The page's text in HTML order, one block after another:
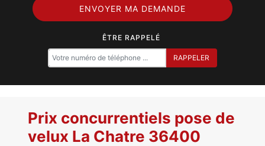
ÊTRE RAPPELÉ
Prix concurrentiels pose de
velux La Chatre 36400